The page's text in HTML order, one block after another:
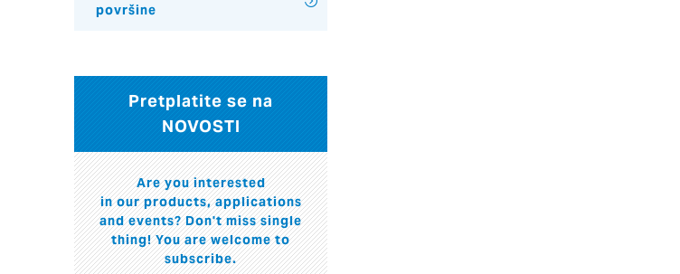
površine
Pretplatite se na
NOVOSTI
Are you interested
in our products, applications
and events? Don't miss single
thing! You are welcome to
subscribe.